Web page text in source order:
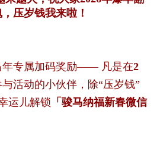
压岁钱我来啦！
年专属加码奖励—— 凡是在2
与活动的小伙伴，除“压岁钱”
运儿解锁 「 骏马纳福新春微信